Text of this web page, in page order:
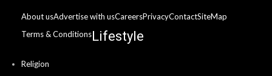
About usAdvertise with usCareersPrivacyContactSiteMap
Terms & ConditionsLifestyle
Religion